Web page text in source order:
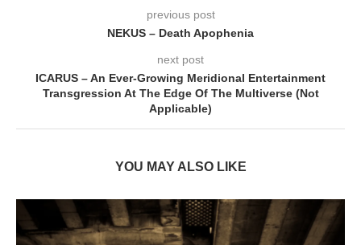
previous post
NEKUS – Death Apophenia
next post
ICARUS – An Ever-Growing Meridional Entertainment
Transgression At The Edge Of The Multiverse (Not
Applicable)
YOU MAY ALSO LIKE